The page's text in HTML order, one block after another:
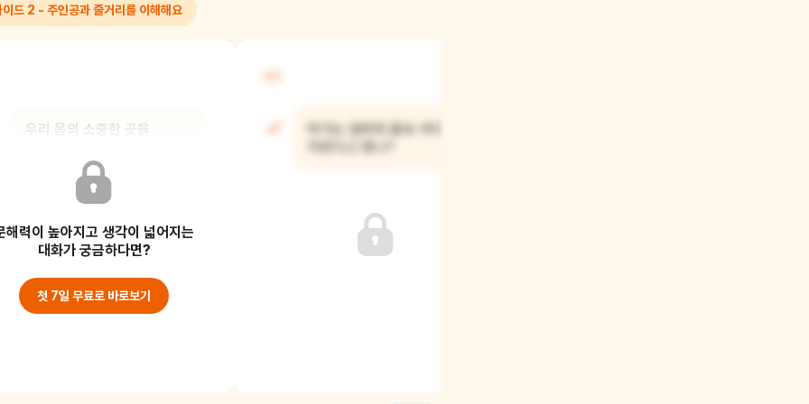
이드 2 - 주인공과 줄거리를 이해해요
우리 몸의 소중한 곳을
무엇이니?
해력이 높아지고 생각이 넓어지는
대화가 궁금하다면?
첫 7일 무료로 바로보기
아기는 엄마의 몸속 어디에서